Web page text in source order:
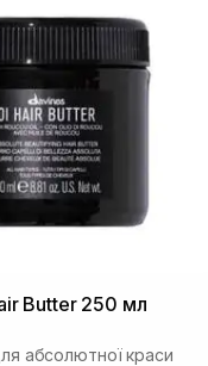
Butter 250 мл
абсолютної краси